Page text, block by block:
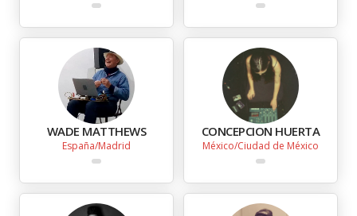
WADE MATTHEWS
España Madrid
CONCEPCION HUERTA
México Ciudad de México